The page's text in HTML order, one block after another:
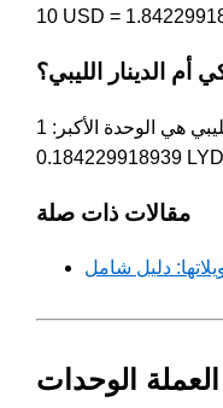
10 USD =
أم الدينار الليبي؟
الدينار الليبي هي الوحدة الأكبر: 1 USD تساوي فقط
0.184229918939
مقالات ذات صلة
دليل شامل
الوحدات